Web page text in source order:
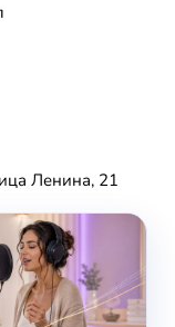
Ленина, 21